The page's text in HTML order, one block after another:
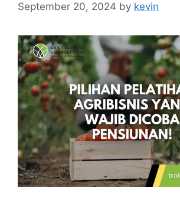
September 20, 2024 by kevin